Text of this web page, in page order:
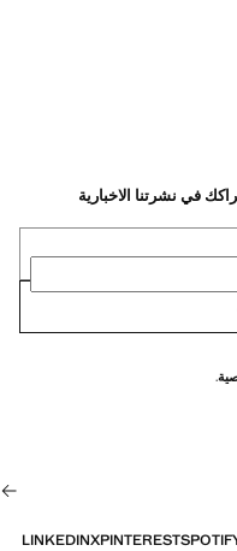
.
PINTEREST
X
LINKEDIN